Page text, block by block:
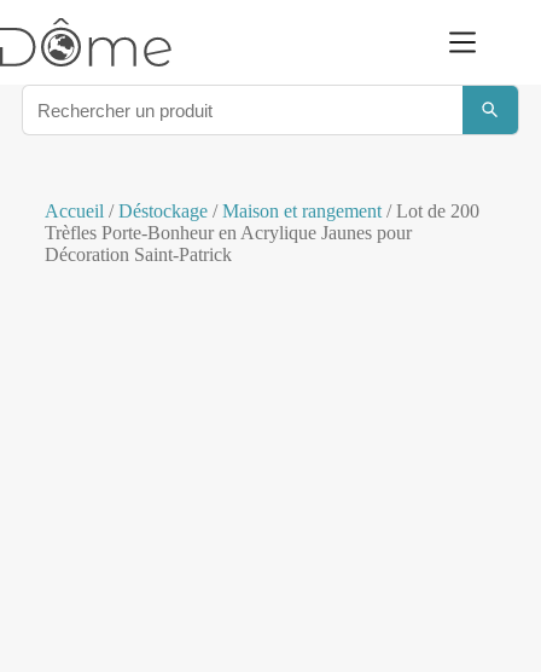
Accueil /Déstockage/Maison et rangement/ Lot de 200
Trèfles Porte-Bonheur en Acrylique Jaunes pour
Décoration Saint-Patrick